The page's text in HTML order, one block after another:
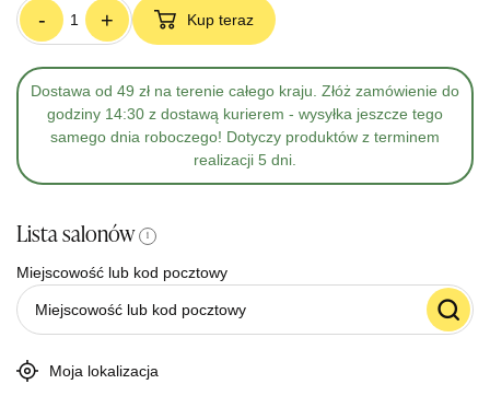
- + Kup teraz
Dostawa od 49 zł na terenie całego kraju. Złóż zamówienie do
godziny 14:30 z dostawą kurierem - wysyłka jeszcze tego
samego dnia roboczego! Dotyczy produktów z terminem
realizacji 5 dni.
Lista salonów i
Miejscowość lub kod pocztowy
Moja lokalizacja